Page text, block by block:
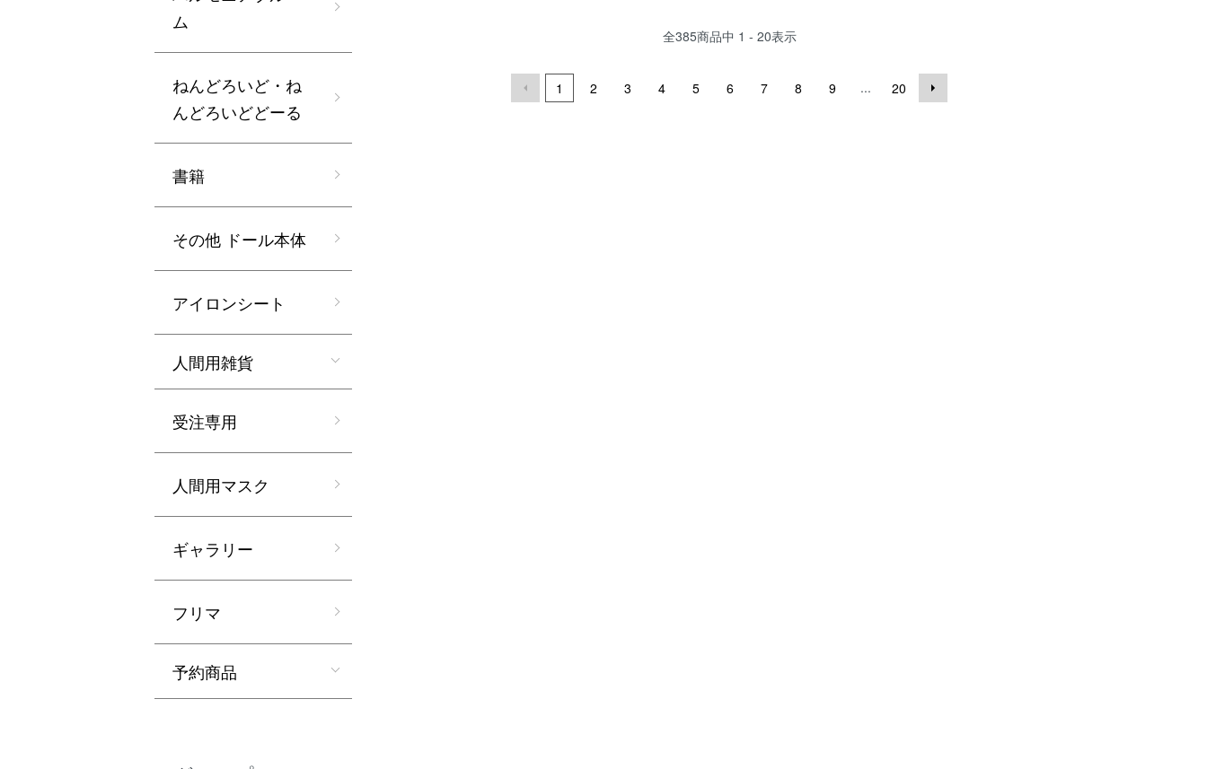
全385商品中 1 - 20表示
1 2 3 4 5 6 7 8 9 ... 20
ム
ねんどろいど・ね
んどろいどどーる
書籍
その他 ドール本体
アイロンシート
人間用雑貨
受注専用
人間用マスク
ギャラリー
フリマ
予約商品